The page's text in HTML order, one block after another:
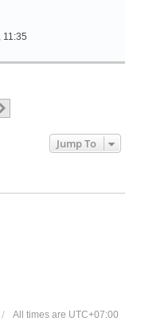
11:35
Jump To
All times are UTC+07:00